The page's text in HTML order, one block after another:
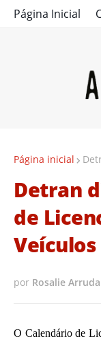
Página Inicial
Página inicial
Detran
de
Veículos
por Rosalie Arruda
O Calendário de